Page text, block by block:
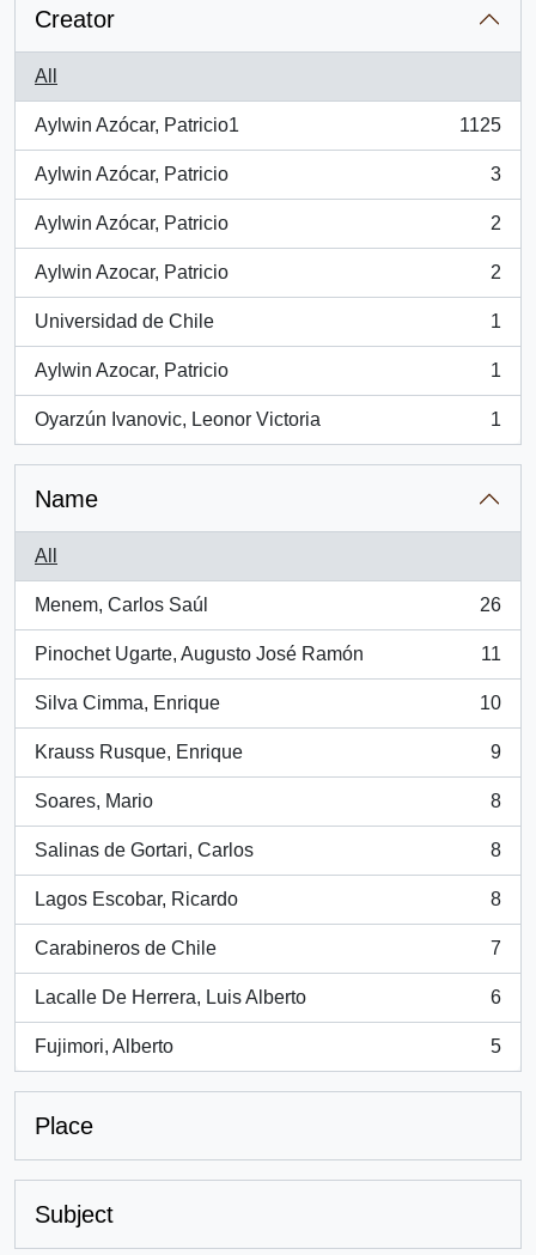
Creator
All
Aylwin Azócar, Patricio1
, 1125 results
1125
Aylwin Azócar, Patricio
, 3 results
3
Aylwin Azócar, Patricio
, 2 results
2
Aylwin Azocar, Patricio
, 2 results
2
Universidad de Chile
, 1 results
1
Aylwin Azocar, Patricio
, 1 results
1
Oyarzún Ivanovic, Leonor Victoria
, 1 results
1
Name
All
Menem, Carlos Saúl
, 26 results
26
Pinochet Ugarte, Augusto José Ramón
, 11 results
11
Silva Cimma, Enrique
, 10 results
10
Krauss Rusque, Enrique
, 9 results
9
Soares, Mario
, 8 results
8
Salinas de Gortari, Carlos
, 8 results
8
Lagos Escobar, Ricardo
, 8 results
8
Carabineros de Chile
, 7 results
7
Lacalle De Herrera, Luis Alberto
, 6 results
6
Fujimori, Alberto
, 5 results
5
Place
Subject